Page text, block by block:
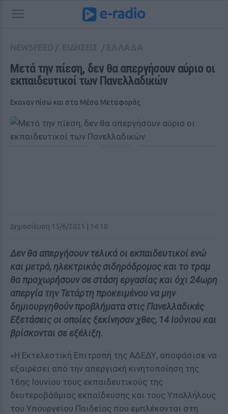
Μετά την πίεση, δεν θα απεργήσουν αύριο οι
εκπαιδευτικοί των Πανελλαδικών
Εκαναν πίσω και στα Μέσα Μεταφοράς
Δημοσίευση 15/6/2021 | 14:10
Δεν θα απεργήσουν τελικά οι εκπαιδευτικοί ενώ
και μετρό, ηλεκτρικός σιδηρόδρομος και το τραμ
θα προχωρήσουν σε στάση εργασίας και όχι 24ωρη
απεργία την Τετάρτη προκειμένου να μην
δημιουργηθούν προβλήματα στις Πανελλαδικές
Εξετάσεις οι οποίες ξεκίνησαν χθες, 14 Ιούνιου και
βρίσκονται σε εξέλιξη.
«Η Εκτελεστική Επιτροπή της ΑΔΕΔΥ, αποφάσισε να
εξαιρέσει από την απεργιακή κινητοποίηση της
16ης Ιουνίου τους εκπαιδευτικούς της
δευτεροβάθμιας εκπαίδευσης και τους Υπαλλήλους
του Υπουργείου Παιδείας που εμπλέκονται στη